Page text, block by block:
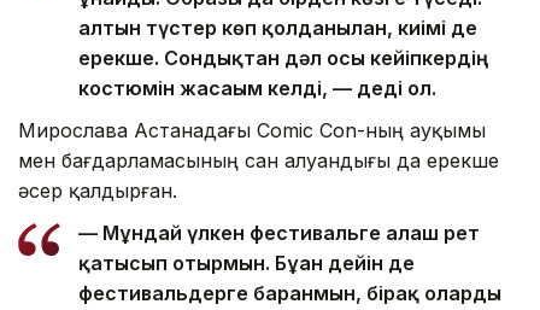
алтын түстер көп қолданылған, киімі де
ерекше. Сондықтан дәл осы кейіпкердің
костюмін жасағым келді, — деді ол.
Мирослава Астанадағы Comic Con-ның ауқымы
мен бағдарламасының сан алуандығы да ерекше
әсер қалдырған.
— Мұндай үлкен фестивальге алғаш рет
қатысып отырмын. Бұған дейін де
фестивальдерге барғанмын, бірақ оларды